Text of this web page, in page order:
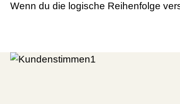
Wenn du die logische Reihenfolge